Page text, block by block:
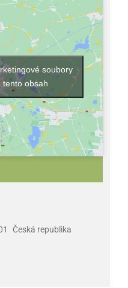
Česká republika
soubory
tento obsah